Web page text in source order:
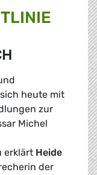
heute mit
zur
Michel
erklärt Heide
der